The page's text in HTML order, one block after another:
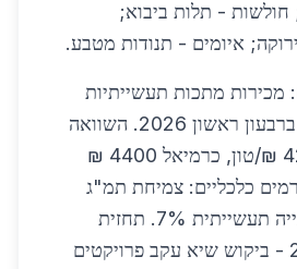
- תלות ביבוא;
ירוקה; איומים - תנודות מטבע.
מכירות מתכות תעשייתיות
בצפון עלו ב-18% ברבעון ראשון 2026. השוואה
אזורית: חיפה 4200 ₪/טון, כרמיאל 4400 ₪
כלכליים: צמיחת תמ"ג
ישראלי 3.5%, בנייה תעשייתית 7%. תחזית
חודשית: יוני 2026 - ביקוש שיא עקב פרויקטים